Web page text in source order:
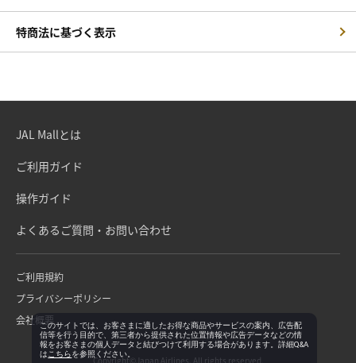
特商法に基づく表示
JAL Mallとは
ご利用ガイド
操作ガイド
よくあるご質問・お問い合わせ
ご利用規約
プライバシーポリシー
会社概要
Copyright©Japan Airlines. All rights reserved.
このサイトでは、お客さまに適したお得な商品やサービスの案内、広告配
信等を行う目的で、第三者から提供された位置情報や広告データなどの情
報をお客さまの個人データと結びつけて利用する場合があります。詳細Q&A
は こちらを参照ください。